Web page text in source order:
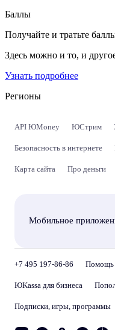
Баллы
Получайте и тратьте
Здесь можно и то, и
Узнать подробнее
Регионы
API ЮMoney ЮСтрим
Безопасность в интернете
Карта сайта Про деньги
Мобильное
+7 495 197-86-86 Помощь
ЮKassa для бизнеса
Подписки, игры, программы